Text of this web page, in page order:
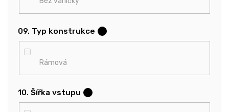
09. Typ konstrukce
Rámová
10. Šířka vstupu